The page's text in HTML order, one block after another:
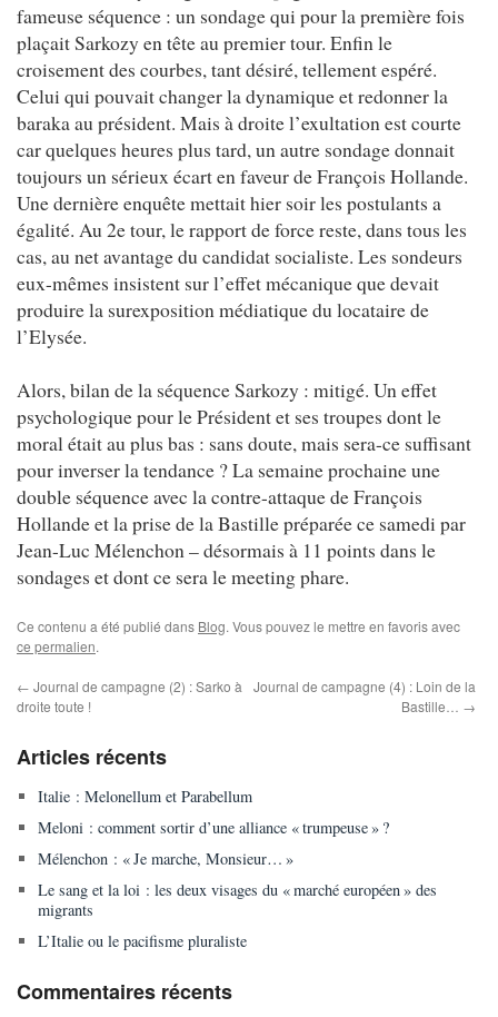
fameuse séquence : un sondage qui pour la première fois
plaçait Sarkozy en tête au premier tour. Enfin le
croisement des courbes, tant désiré, tellement espéré.
Celui qui pouvait changer la dynamique et redonner la
baraka au président. Mais à droite l’exultation est courte
car quelques heures plus tard, un autre sondage donnait
toujours un sérieux écart en faveur de François Hollande.
Une dernière enquête mettait hier soir les postulants a
égalité. Au 2e tour, le rapport de force reste, dans tous les
cas, au net avantage du candidat socialiste. Les sondeurs
eux-mêmes insistent sur l’effet mécanique que devait
produire la surexposition médiatique du locataire de
l’Elysée.
Alors, bilan de la séquence Sarkozy : mitigé. Un effet
psychologique pour le Président et ses troupes dont le
moral était au plus bas : sans doute, mais sera-ce suffisant
pour inverser la tendance ? La semaine prochaine une
double séquence avec la contre-attaque de François
Hollande et la prise de la Bastille préparée ce samedi par
Jean-Luc Mélenchon – désormais à 11 points dans le
sondages et dont ce sera le meeting phare.
Ce contenu a été publié dans Blog. Vous pouvez le mettre en favoris avec
ce permalien.
← Journal de campagne (2) : Sarko à
droite toute !
Journal de campagne (4) : Loin de la
Bastille… →
Articles récents
Italie : Melonellum et Parabellum
Meloni : comment sortir d’une alliance « trumpeuse » ?
Mélenchon : « Je marche, Monsieur… »
Le sang et la loi : les deux visages du « marché européen » des
migrants
L’Italie ou le pacifisme pluraliste
Commentaires récents